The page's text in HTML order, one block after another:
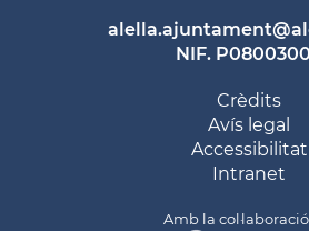
alella.ajuntament
NIF.
Crèdits
Avís legal
Accessibilitat
Intranet
Amb la